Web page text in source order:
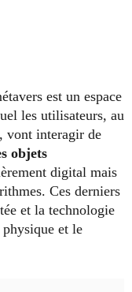
est un espace
les utilisateurs, au
vont interagir de
objets
digital mais
Ces derniers
et la technologie
et le